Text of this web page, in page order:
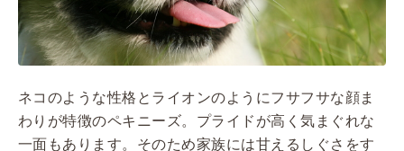
ネコのような性格とライオンのようにフサフサな顔ま
わりが特徴のペキニーズ。プライドが高く気まぐれな
一面もあります。そのため家族には甘えるしぐさをす